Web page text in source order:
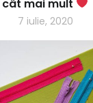
cât mai mult
7 iulie, 2020